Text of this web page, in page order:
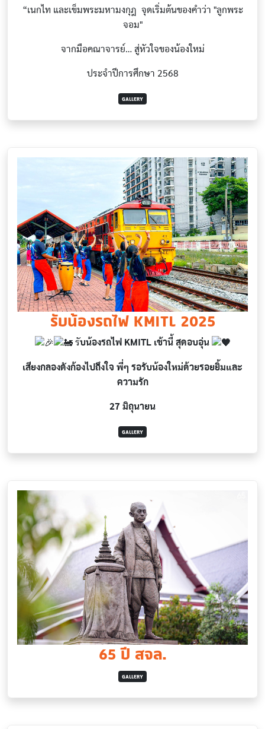
“เนกไท และเข็มพระมหามงกุฎ จุดเริ่มต้นของคำว่า "ลูกพระ
จอม"
จากมือคณาจารย์… สู่หัวใจของน้องใหม่
ประจำปีการศึกษา 2568
GALLERY
รับน้องรถไฟ KMITL 2025
รับน้องรถไฟ KMITL เช้านี้ สุดอบอุ่น
เสียงกลองดังก้องไปถึงใจ พี่ๆ รอรับน้องใหม่ด้วยรอยยิ้มและ
ความรัก
27 มิถุนายน
GALLERY
65 ปี สจล.
GALLERY